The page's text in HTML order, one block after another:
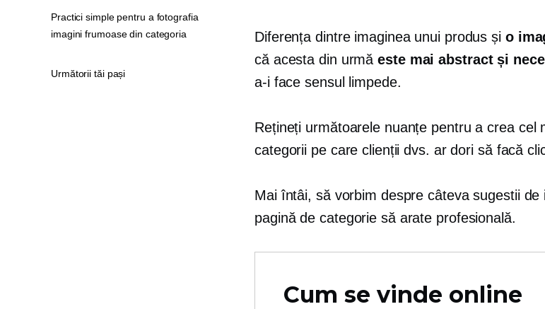
Diferența dintre imaginea unui produs și o
că acesta din urmăeste mai abstract și
a-i face sensul limpede.
Rețineți următoarele nuanțe pentru a crea cel
categorii pe care clienții dvs. ar dori să facă
Mai întâi, să vorbim despre câteva sugestii
pagină de categorie să arate profesională.
Cum se vinde online
Practici simple pentru a fotografia
imagini frumoase din categoria
Următorii tăi pași